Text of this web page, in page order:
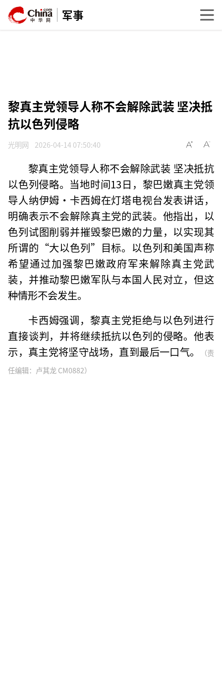
军事
黎真主党领导人称不会解除武装 坚决抵
抗以色列侵略
光明网 2026-04-14 07:50:40
黎真主党领导人称不会解除武装 坚决抵抗
以色列侵略。当地时间13日，黎巴嫩真主党领
导人纳伊姆·卡西姆在灯塔电视台发表讲话，
明确表示不会解除真主党的武装。他指出，以
色列试图削弱并摧毁黎巴嫩的力量，以实现其
所谓的“大以色列”目标。以色列和美国声称
希望通过加强黎巴嫩政府军来解除真主党武
装，并推动黎巴嫩军队与本国人民对立，但这
种情形不会发生。
卡西姆强调，黎真主党拒绝与以色列进行
直接谈判，并将继续抵抗以色列的侵略。他表
示，真主党将坚守战场，直到最后一口气。
（责
任编辑：卢其龙 CM0882）